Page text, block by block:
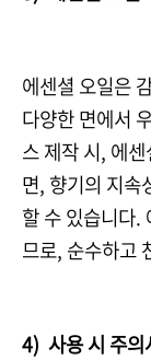
에센셜 오일은
다양한 면에서
스 제작 시, 에
면, 향기의 지속
할 수 있습니다.
므로, 순수하고
4) 사용 시 주의